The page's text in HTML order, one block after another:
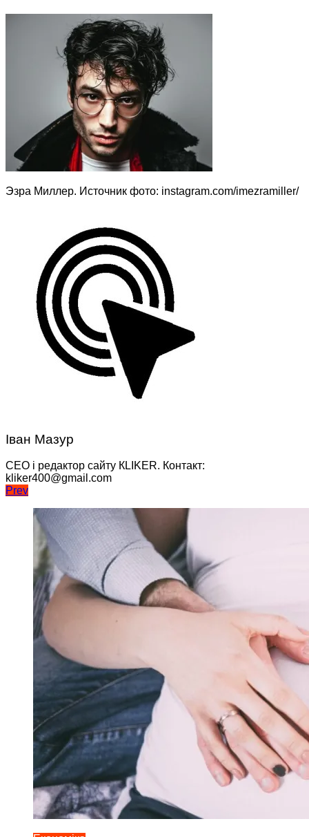
Эзра Миллер. Источник фото: instagram.com/imezramiller/
Іван Мазур
CEO і редактор сайту КLIKER. Контакт:
kliker400@gmail.com
Навігація
записів
Prev